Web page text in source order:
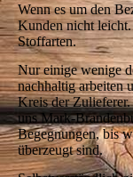
Wenn es um den
Kunden nicht
Stoffarten.
Nur einige wenige
nachhaltig arbeiten
Kreis der
uns Mark-
Begegnungen, bis
überzeugt sind.